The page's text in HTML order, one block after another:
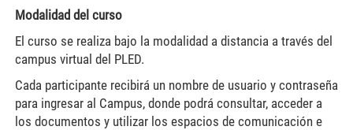
Modalidad del curso
El curso se realiza bajo la modalidad a distancia a través del
campus virtual del PLED.
Cada participante recibirá un nombre de usuario y contraseña
para ingresar al Campus, donde podrá consultar, acceder a
los documentos y utilizar los espacios de comunicación e